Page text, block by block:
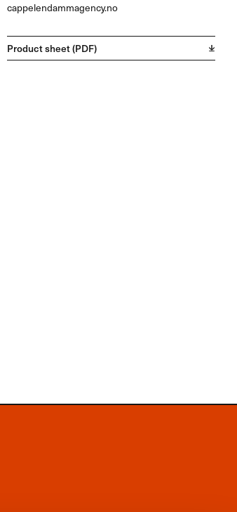
cappelendammagency.no
Product sheet (PDF)